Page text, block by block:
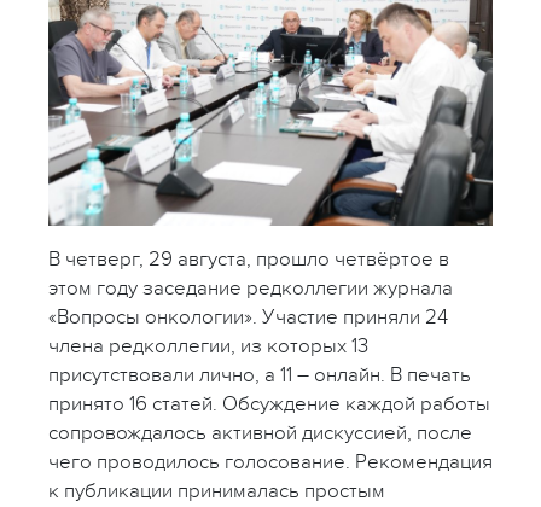
В четверг, 29 августа, прошло четвёртое в
этом году заседание редколлегии журнала
«Вопросы онкологии». Участие приняли 24
члена редколлегии, из которых 13
присутствовали лично, а 11 – онлайн. В печать
принято 16 статей. Обсуждение каждой работы
сопровождалось активной дискуссией, после
чего проводилось голосование. Рекомендация
к публикации принималась простым